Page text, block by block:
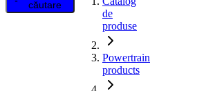
căutare
de
produse
Powertrain
products